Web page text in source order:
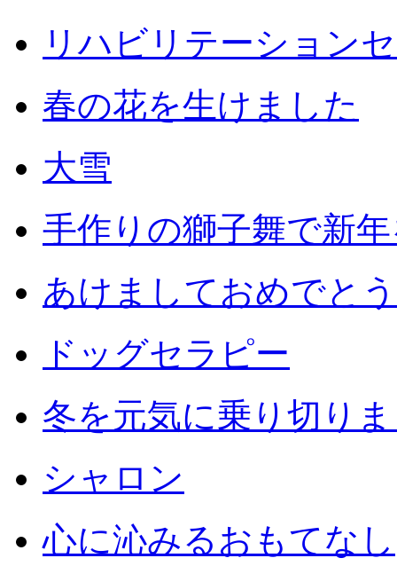
リハビリテーション
春の花を生けました
大雪
手作りの獅子舞で新
あけましておめでと
ドッグセラピー
冬を元気に乗り切り
シャロン
心に沁みるおもてなし